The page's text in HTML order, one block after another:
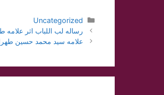
دسته‌ها
Uncategorized
ناوبری
نوشته‌ها
رساله لب اللباب اثر
علامه سید محمد حسین